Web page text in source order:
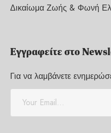
Δικαίωμα Ζωής & Φωνή
Εγγραφείτε στο
Για να λαμβάνετε
a